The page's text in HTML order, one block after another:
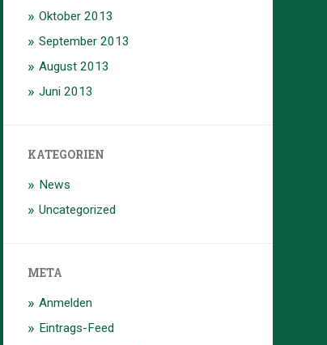
Oktober 2013
September 2013
August 2013
Juni 2013
KATEGORIEN
News
Uncategorized
META
Anmelden
Eintrags-Feed